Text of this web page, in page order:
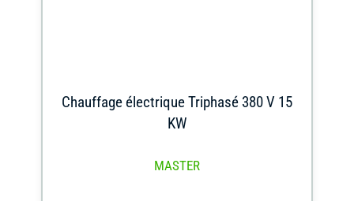
Chauffage électrique Triphasé 380 V 15
KW
MASTER